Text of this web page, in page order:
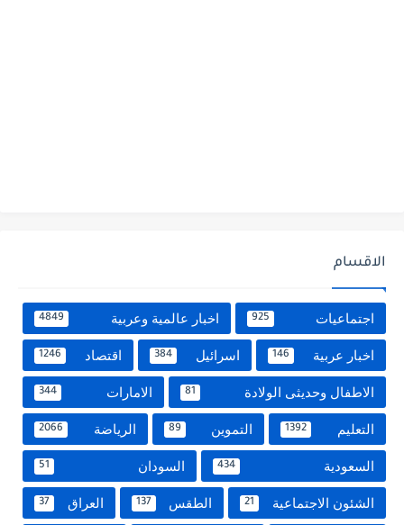
الاقسام
اجتماعيات 925 اخبار عالمية وعربية 4849
اخبار عربية 146 اسرائيل 384 اقتصاد 1246
الاطفال وحديثى الولادة 81 الامارات 344
التعليم 1392 التموين 89 الرياضة 2066
السعودية 434 السودان 51
الشئون الاجتماعية 21 الطقس 137 العراق 37